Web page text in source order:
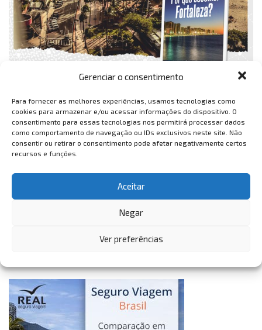
Gerenciar o consentimento
Para fornecer as melhores experiências, usamos tecnologias como
cookies para armazenar e/ou acessar informações do dispositivo. O
consentimento para essas tecnologias nos permitirá processar dados
como comportamento de navegação ou IDs exclusivos neste site. Não
consentir ou retirar o consentimento pode afetar negativamente certos
recursos e funções.
Aceitar
Negar
Ver preferências